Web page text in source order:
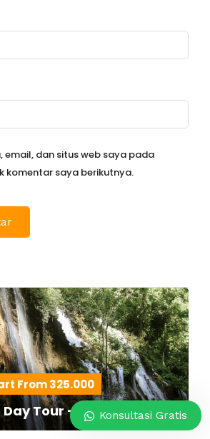
email, dan situs web saya pada
komentar saya berikutnya.
From 325.000
Day Tour - Paket EKonsultasi Gratis